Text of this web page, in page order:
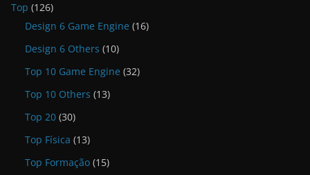
Top (126)
Design 6 Game Engine (16)
Design 6 Others (10)
Top 10 Game Engine (32)
Top 10 Others (13)
Top 20 (30)
Top Física (13)
Top Formação (15)